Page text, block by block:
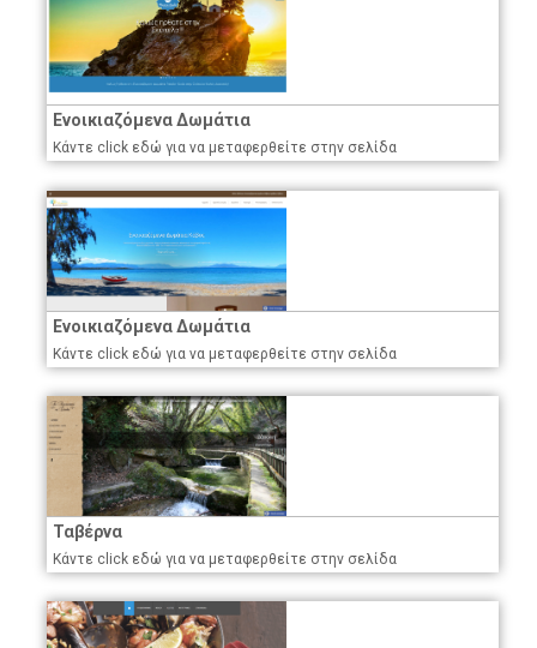
Ενοικιαζόμενα Δωμάτια
Κάντε click εδώ για να μεταφερθείτε στην σελίδα
Ενοικιαζόμενα Δωμάτια
Κάντε click εδώ για να μεταφερθείτε στην σελίδα
Ταβέρνα
Κάντε click εδώ για να μεταφερθείτε στην σελίδα